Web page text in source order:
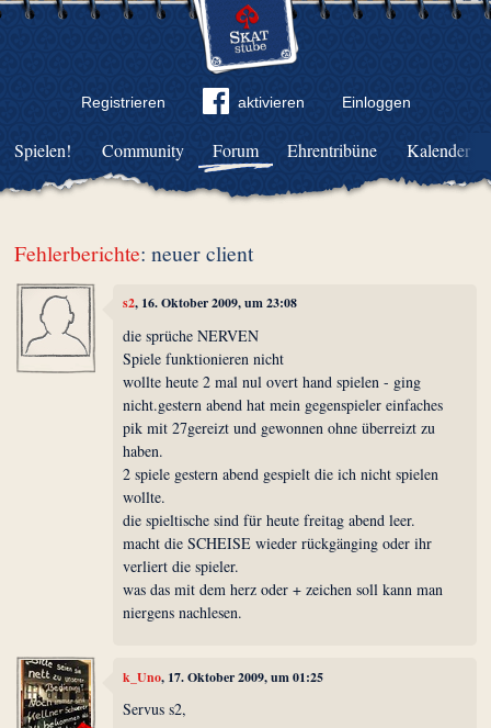
Registrieren aktivieren Einloggen
Community Forum Ehrentribüne Kalender
Spielen!
Fehlerberichte: neuer client
s2, 16. Oktober 2009, um 23:08
die sprüche NERVEN
Spiele funktionieren nicht
wollte heute 2 mal nul overt hand spielen - ging
nicht.gestern abend hat mein gegenspieler einfaches
pik mit 27gereizt und gewonnen ohne überreizt zu
haben.
2 spiele gestern abend gespielt die ich nicht spielen
wollte.
die spieltische sind für heute freitag abend leer.
macht die SCHEISE wieder rückgänging oder ihr
verliert die spieler.
was das mit dem herz oder + zeichen soll kann man
niergens nachlesen.
k_Uno, 17. Oktober 2009, um 01:25
Servus s2,